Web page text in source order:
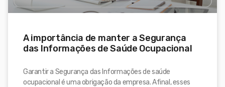
A importância de manter a Segurança
das Informações de Saúde Ocupacional
Garantir a Segurança das Informações de saúde
ocupacional é uma obrigação da empresa. Afinal, esses